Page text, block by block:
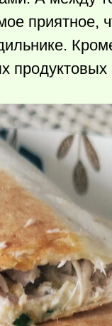
приятное,
продуктовых